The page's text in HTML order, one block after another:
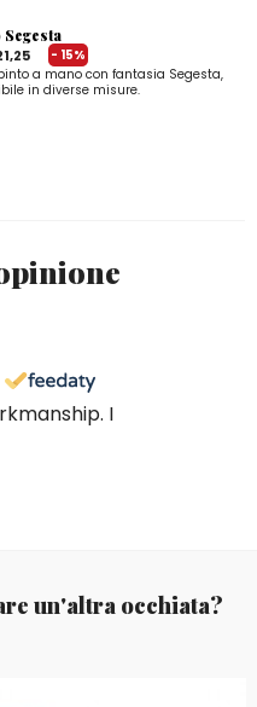
- 15%
a mano con fantasia Segesta,
in diverse misure.
I
un'altra occhiata?